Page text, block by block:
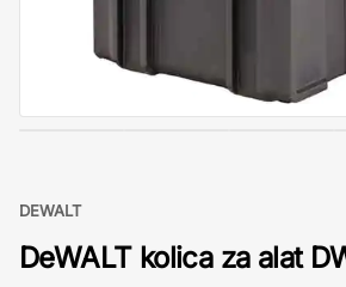
DEWALT
DeWALT kolica za alat